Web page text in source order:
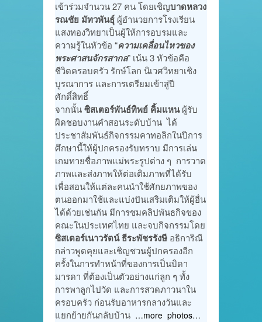
เข้าร่วมจำนวน 27 คน โดยเชิญบาดหลวง
รณชัย มัทวพันธุ์ ผู้อำนวยการโรงเรียน
แสงทองวิทยาเป็นผู้ให้การอบรมและ
ความรู้ในหัวข้อ “ความเคลื่อนไหวของ
พระศาสนจักรสากล” เน้น 3 หัวข้อคือ
ชีวิตครอบครัว รักษ์โลก นิเวศวิทยาเชิง
บูรณาการ และการเตรียมเข้าสู่ปี
ศักดิ์สิทธิ์
จากนั้นซิสเตอร์พันธ์ทิพย์ คิ้มแหนผู้รับ
ผิดชอบงานคำสอนระดับบ้าน ได้
ประชาสัมพันธ์กิจกรรมคาทอลิกในปีการ
ศึกษานี้ให้ผู้ปกครองรับทราบ มีการเล่น
เกมทายชื่อภาพแม่พระรูปต่าง ๆ การวาด
ภาพและส่งภาพให้ต่อเติมภาพที่ได้รับ
เพื่อสอนให้แต่ละคนนำใช้ศักยภาพของ
ตนออกมาใช้และแบ่งปันเสริมเติมให้ผู้อื่น
ได้ด้วยเช่นกัน มีการชมคลิปพันธกิจของ
คณะในประเทศไทย และจบกิจกรรมโดย
ซิสเตอร์เนาวรัตน์ ธีระพัชรรังษี อธิการิณี
กล่าวพูดคุยและเชิญชวนผู้ปกครองอีก
ครั้งในการทำหน้าที่ของการเป็นบิดา
มารดา ที่ต้องเป็นตัวอย่างแก่ลูก ๆ ทั้ง
การพาลูกไปวัด และการสวดภาวนาใน
ครอบครัว ก่อนรับอาหารกลางวันและ
แยกย้ายกันกลับบ้าน …more photos…